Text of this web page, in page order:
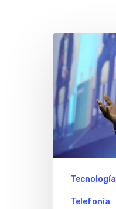
Telecom
Argentina
renueva
su
mandato
en
la
Junta
Tecnología
Telefonía